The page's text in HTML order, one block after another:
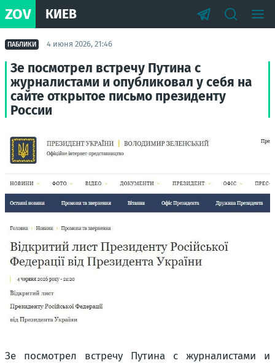
ZOV КИЕВ
ПАБЛИКИ 4 июня 2026, 21:46
Зе посмотрел встречу Путина с
журналистами и опубликовал у себя на
сайте открытое письмо президенту
России
Зе посмотрел встречу Путина с журналистами и